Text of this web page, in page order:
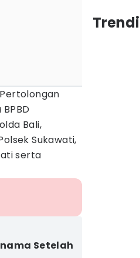
Bali,
Sukawati,
serta
Setelah